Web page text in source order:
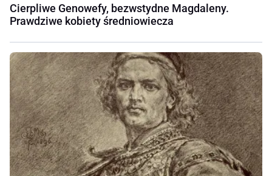
Cierpliwe Genowefy, bezwstydne Magdaleny.
Prawdziwe kobiety średniowiecza